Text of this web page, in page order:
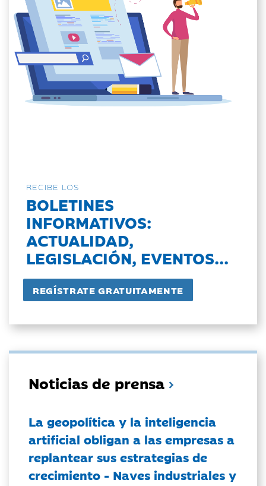
RECIBE LOS
BOLETINES
INFORMATIVOS:
ACTUALIDAD,
LEGISLACIÓN, EVENTOS...
Noticias de prensa
La geopolítica y la inteligencia
artificial obligan a las empresas a
replantear sus estrategias de
crecimiento - Naves industriales y